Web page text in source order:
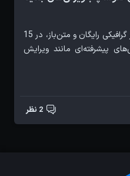
گیمپ 3.0، نسخه جدید ویرایشگر گرافیکی رایگان و متن‌باز، در 15
پیشرفته‌ای مانند ویرایش
2 نظر